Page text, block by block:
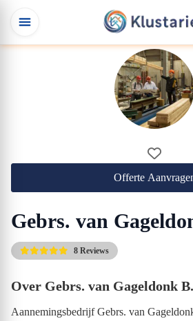
Offerte
Gebrs. van
8 Reviews
Over Gebrs. van Gageldonk
Aannemingsbedrijf Gebrs. van